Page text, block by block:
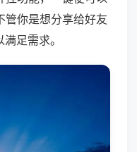
管你是想分享给好友
足需求。